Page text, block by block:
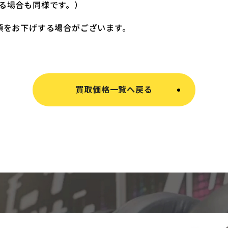
合も同様です。）
お下げする場合がございます。
買取価格一覧へ戻る